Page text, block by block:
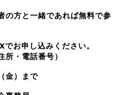
の方と一緒であれば無料で参
お申し込みください。
所・電話番号）
金）まで